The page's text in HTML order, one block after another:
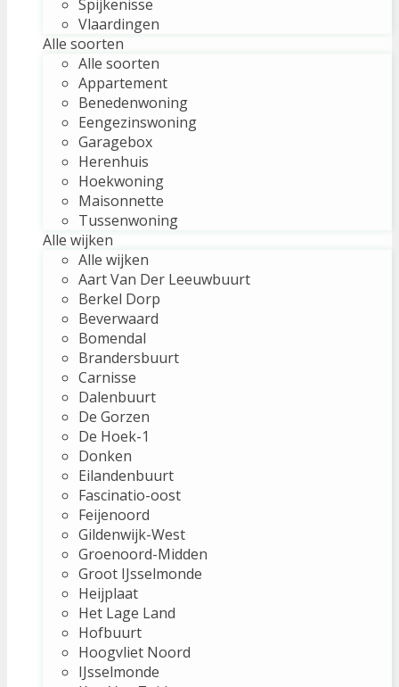
Spijkenisse
Vlaardingen
Alle soorten
Alle soorten
Appartement
Benedenwoning
Eengezinswoning
Garagebox
Herenhuis
Hoekwoning
Maisonnette
Tussenwoning
Alle wijken
Alle wijken
Aart Van Der Leeuwbuurt
Berkel Dorp
Beverwaard
Bomendal
Brandersbuurt
Carnisse
Dalenbuurt
De Gorzen
De Hoek-1
Donken
Eilandenbuurt
Fascinatio-oost
Feijenoord
Gildenwijk-West
Groenoord-Midden
Groot IJsselmonde
Heijplaat
Het Lage Land
Hofbuurt
Hoogvliet Noord
IJsselmonde